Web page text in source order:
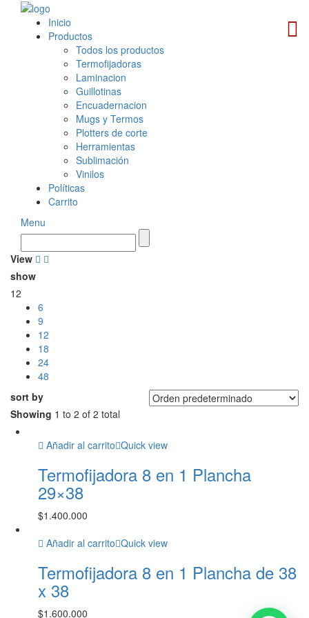
Inicio
Productos
Todos los productos
Termofijadoras
Laminacion
Guillotinas
Encuadernacion
Mugs y Termos
Plotters de corte
Herramientas
Sublimación
Vinilos
Políticas
Carrito
Menu
View
show
12
6
9
12
18
24
48
sort by
Showing 1 to 2 of 2 total
Añadir al carrito Quick view
Termofijadora 8 en 1 Plancha
29×38
$1.400.000
Añadir al carrito Quick view
Termofijadora 8 en 1 Plancha de 38
x 38
$1.600.000